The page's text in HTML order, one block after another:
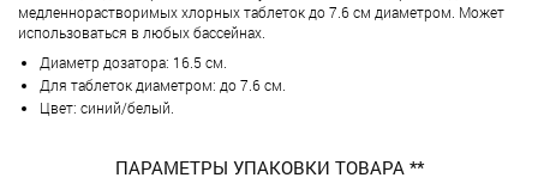
медленнорастворимых хлорных таблеток до 7.6 см диаметром. Может
использоваться в любых бассейнах.
Диаметр дозатора: 16.5 см.
Для таблеток диаметром: до 7.6 см.
Цвет: синий/белый.
ПАРАМЕТРЫ УПАКОВКИ ТОВАРА **